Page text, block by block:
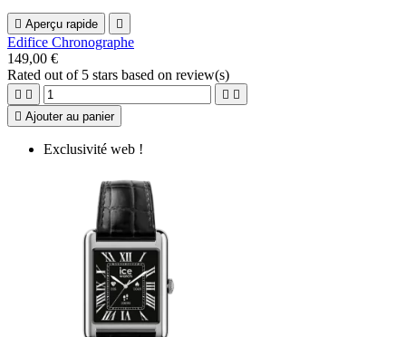
 Aperçu rapide 
Edifice Chronographe
149,00 €
Rated out of 5 stars based on review(s)
   
 Ajouter au panier
Exclusivité web !